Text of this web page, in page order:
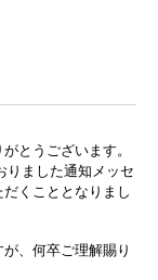
とうございます。
りました通知メッセ
くこととなりまし
、何卒ご理解賜り